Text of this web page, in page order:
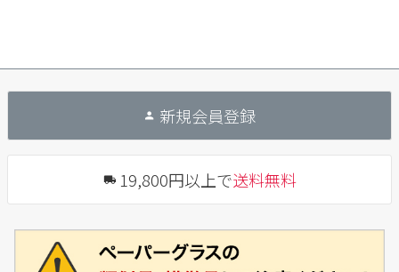
新規会員登録
19,800円以上で送料無料